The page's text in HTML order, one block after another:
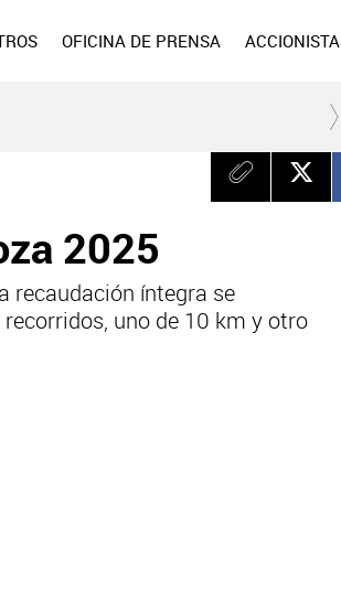
OFICINA DE PRENSA
2025
recaudación íntegra se
uno de 10 km y otro